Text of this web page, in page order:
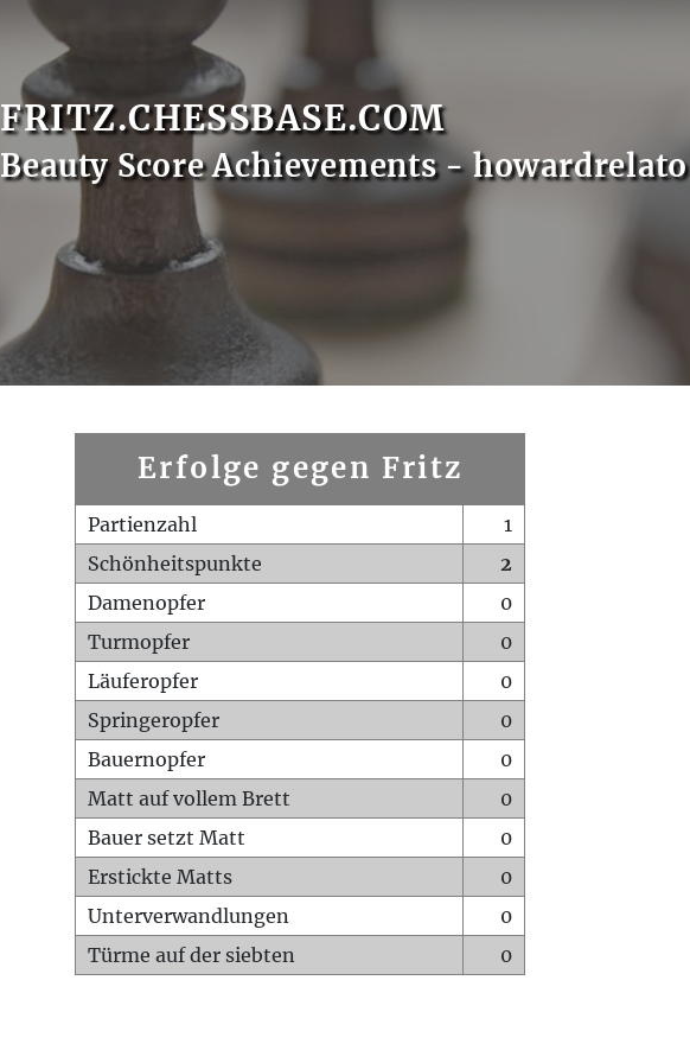
FRITZ.CHESSBASE.COM
Beauty Score Achievements - howardrelato
Erfolge gegen Fritz
Partienzahl
1
Schönheitspunkte
2
Damenopfer
0
Turmopfer
0
Läuferopfer
0
Springeropfer
0
Bauernopfer
0
Matt auf vollem Brett
0
Bauer setzt Matt
0
Erstickte Matts
0
Unterverwandlungen
0
Türme auf der siebten
0